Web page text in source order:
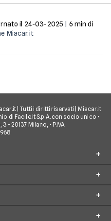
il 24-03-2025 6 min di
Miacar.it
| Tutti i diritti riservati | Miacar.it
di Facile.it S.p.A. con socio unico •
- 20137 Milano, • P.IVA